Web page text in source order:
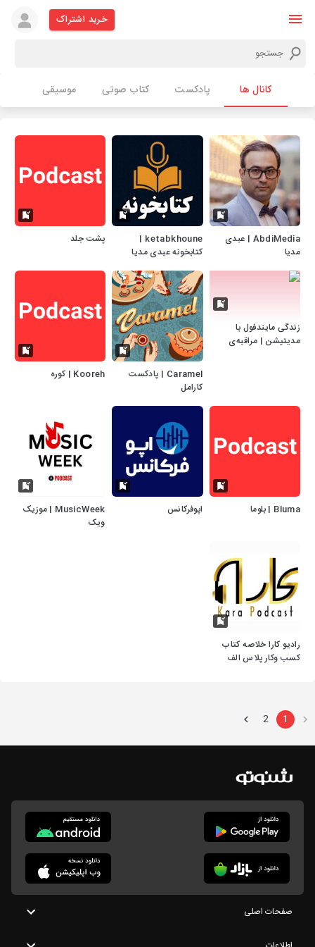
خرید اشتراک
کانال ها پادکست کتاب صوتی موسیقی
AbdiMedia | عبدی
مدیا
ketabkhoune |
کتابخونه عبدی مدیا
پشت جلد
زندگی مایندفول با
مدیتیشن | مراقبه‌ی
Caramel | پادکست
کارامل
Kooreh | کوره
Bluma | بلوما اپوفرکانس
MusicWeek | موزیک
ویک
رادیو کارا خلاصه کتاب
کسب وکار پلاس الف
1
2
صفحات اصلی